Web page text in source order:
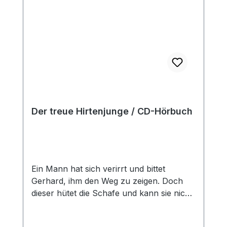
ab 6 Jahren, gelesen von Thomas Fast,
Der treue Hirtenjunge / CD-Hörbuch
Ein Mann hat sich verirrt und bittet
Gerhard, ihm den Weg zu zeigen. Doch
dieser hütet die Schafe und kann sie nich